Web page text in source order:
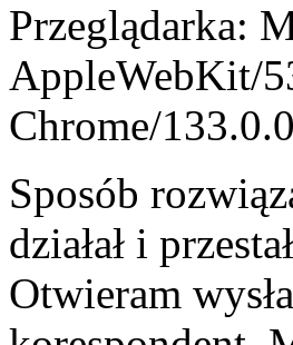
Przeglądarka:
AppleWebKit/
Chrome/
Sposób
działał i
Otwieram